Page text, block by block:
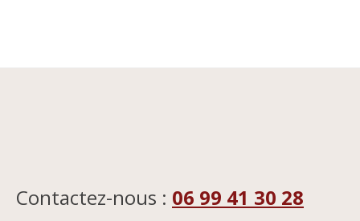
Contactez-nous : 06 99 41 30 28